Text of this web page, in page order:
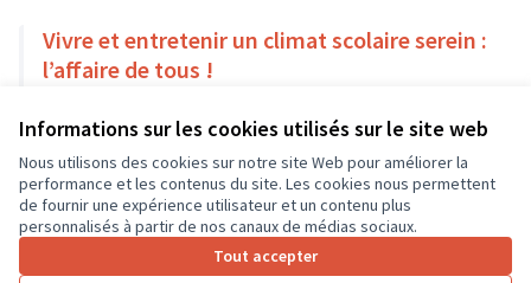
Informations sur les cookies utilisés sur le site web
Nous utilisons des cookies sur notre site Web pour améliorer la
performance et les contenus du site. Les cookies nous permettent
de fournir une expérience utilisateur et un contenu plus
personnalisés à partir de nos canaux de médias sociaux.
Tout accepter
Vivre et entretenir un climat scolaire serein :
l’affaire de tous !
9 000 €
2 3 4 …